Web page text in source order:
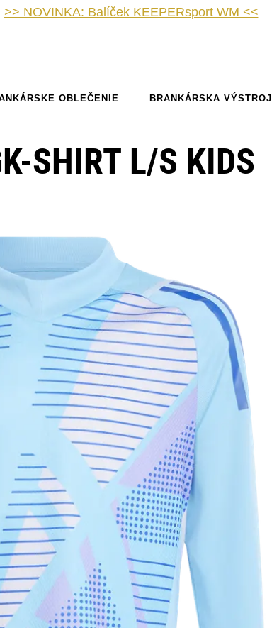
>> NOVINKA: Balíček KEEPERsport WM <<
OBLEČENIE BRANKÁRSKA VÝSTROJ
SHIRT L/S KIDS